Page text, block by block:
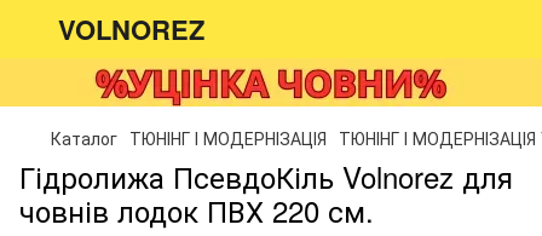
VOLNOREZ
Каталог ТЮНІНГ І МОДЕРНІЗАЦІЯ ТЮНІНГ І МОДЕРНІЗАЦІЯ
Гідролижа ПсевдоКіль Volnorez для
човнів лодок ПВХ 220 см.